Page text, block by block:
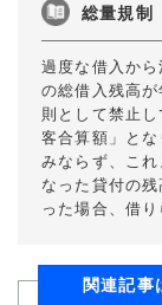
総量規制
過度な借入か
の総借入残高
則として禁止
客合算額」と
みならず、こ
なった貸付の
った場合、借
関連記事